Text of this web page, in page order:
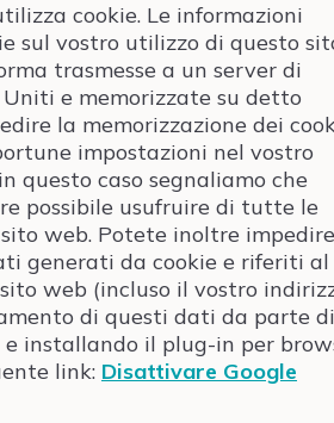
cookie. Le informazioni
sul vostro utilizzo di questo
trasmesse a un server di
e memorizzate su detto
la memorizzazione dei
impostazioni nel vostro
questo caso segnaliamo che
possibile usufruire di tutte le
web. Potete inoltre
generati da cookie e riferiti al
web (incluso il vostro
di questi dati da parte di
e installando il plug-in per
link: Disattivare Google